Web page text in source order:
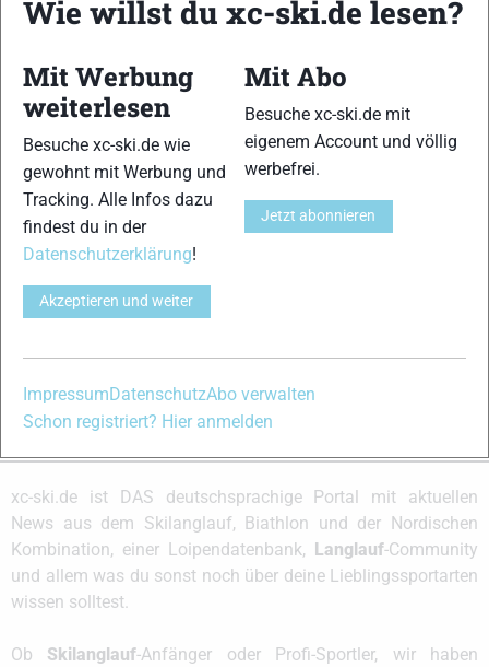
© Bilder 1 - 6: Euroloppet;
VERWANDTE ARTIKEL
Bildergalerie
Engadin
Skimarathon
Bildergalerie
Gsiesertallauf
(Italien)
Zurück Weiter
Schreibe einen Kommentar
xc-ski.de ist DAS deutschsprachige Portal mit aktuellen
News aus dem Skilanglauf, Biathlon und der Nordischen
Kombination, einer Loipendatenbank,
Langlauf-Community
und allem was du sonst noch über deine Lieblingssportarten
wissen solltest.
Ob Skilanglauf-Anfänger oder Profi-Sportler, wir haben
Wie willst du xc-ski.de lesen?
Mit Werbung
weiterlesen
Besuche xc-ski.de wie
gewohnt mit Werbung und
Tracking. Alle Infos dazu
findest du in der
Datenschutzerklärung!
Akzeptieren und weiter
Mit Abo
Besuche xc-ski.de mit
eigenem Account und völlig
werbefrei.
Jetzt abonnieren
Impressum DatenschutzAbo verwalten
Schon registriert? Hier anmelden